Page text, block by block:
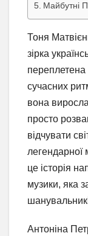
Майбутні
Тоня
зірка
переплетена
сучасних
вона
просто
відчувати
це історія
музики, яка
Антоніна